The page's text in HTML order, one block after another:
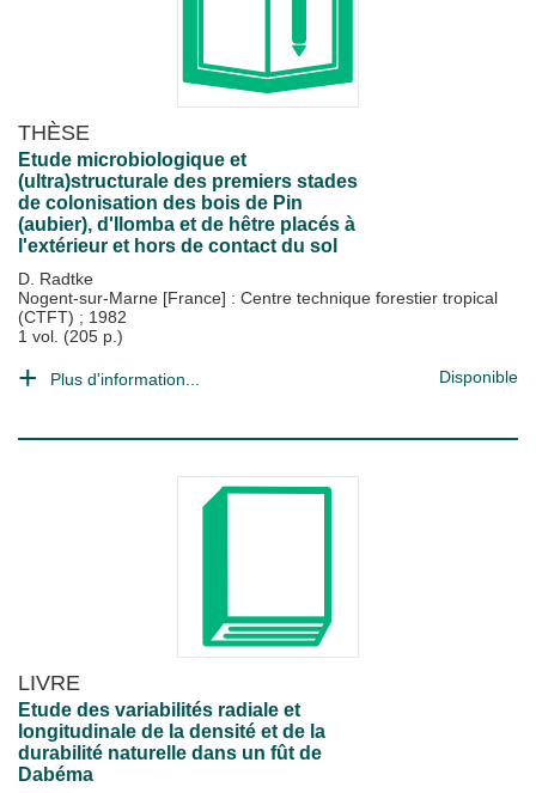
THÈSE
Etude microbiologique et
(ultra)structurale des premiers stades
de colonisation des bois de Pin
(aubier), d'Ilomba et de hêtre placés à
l'extérieur et hors de contact du sol
D. Radtke
Nogent-sur-Marne [France] : Centre technique forestier tropical
(CTFT) ; 1982
1 vol. (205 p.)
Plus d'information... Disponible
LIVRE
Etude des variabilités radiale et
longitudinale de la densité et de la
durabilité naturelle dans un fût de
Dabéma